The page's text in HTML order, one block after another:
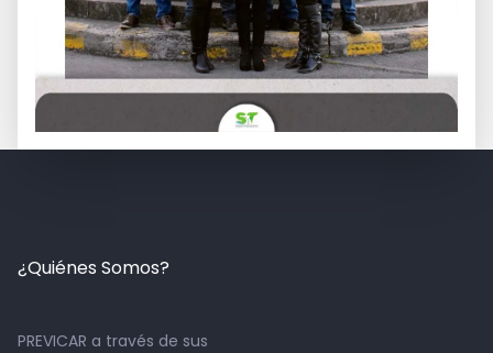
¿Quiénes Somos?
PREVICAR a través de sus